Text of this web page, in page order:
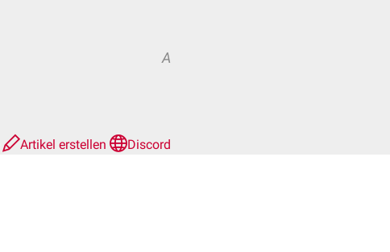
A
Artikel erstellen Discord